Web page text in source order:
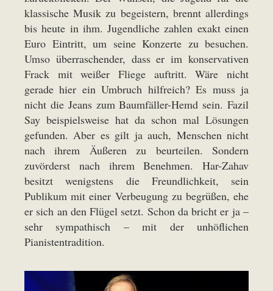
klassische Musik zu begeistern, brennt allerdings
bis heute in ihm. Jugendliche zahlen exakt einen
Euro Eintritt, um seine Konzerte zu besuchen.
Umso überraschender, dass er im konservativen
Frack mit weißer Fliege auftritt. Wäre nicht
gerade hier ein Umbruch hilfreich? Es muss ja
nicht die Jeans zum Baumfäller-Hemd sein. Fazil
Say beispielsweise hat da schon mal Lösungen
gefunden. Aber es gilt ja auch, Menschen nicht
nach ihrem Äußeren zu beurteilen. Sondern
zuvörderst nach ihrem Benehmen. Har-Zahav
besitzt wenigstens die Freundlichkeit, sein
Publikum mit einer Verbeugung zu begrüßen, ehe
er sich an den Flügel setzt. Schon da bricht er ja –
sehr sympathisch – mit der unhöflichen
Pianistentradition.